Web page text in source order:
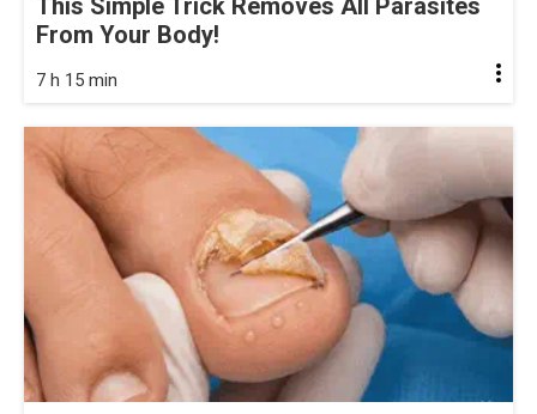
This Simple Trick Removes All Parasites
From Your Body!
7 h 15 min